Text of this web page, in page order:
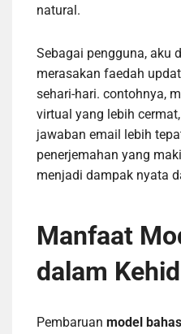
natural.
Sebagai pengguna, aku
merasakan faedah
sehari-hari. contohnya,
virtual yang lebih
jawaban email lebih
penerjemahan yang
menjadi dampak nyata
Manfaat
dalam
Pembaruan model